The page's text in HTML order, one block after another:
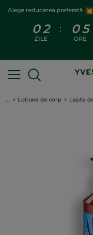
Alege reducerea preferată
0 2
ZILE
: 0 5
ORE
... Loțiune de corp